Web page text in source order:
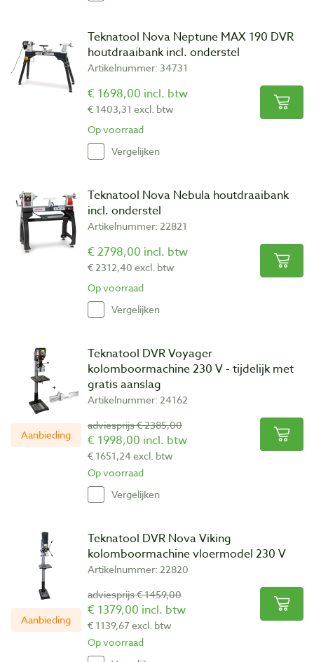
Teknatool Nova Neptune MAX 190 DVR
houtdraaibank incl. onderstel
Artikelnummer: 34731
€ 1698,00 incl. btw
€ 1403,31 excl. btw
Op voorraad
Vergelijken
Teknatool Nova Nebula houtdraaibank
incl. onderstel
Artikelnummer: 22821
€ 2798,00 incl. btw
€ 2312,40 excl. btw
Op voorraad
Vergelijken
Aanbieding
Teknatool DVR Voyager
kolomboormachine 230 V - tijdelijk met
gratis aanslag
Artikelnummer: 24162
adviesprijs € 2385,00
€ 1998,00 incl. btw
€ 1651,24 excl. btw
Op voorraad
Vergelijken
Aanbieding
Teknatool DVR Nova Viking
kolomboormachine vloermodel 230 V
Artikelnummer: 22820
adviesprijs € 1459,00
€ 1379,00 incl. btw
€ 1139,67 excl. btw
Op voorraad